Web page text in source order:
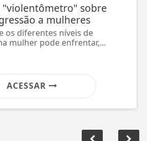
"violentômetro" sobre
a mulheres
os diferentes níveis de
mulher pode enfrentar,...
ACESSAR